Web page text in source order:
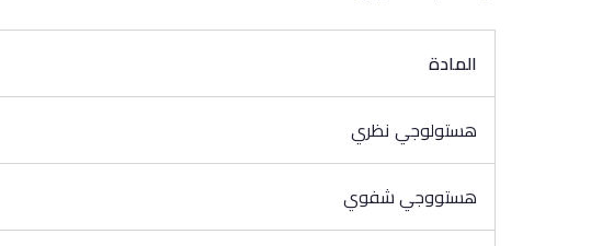
المادة
هستولوجي نظري
هستووجي شفوي